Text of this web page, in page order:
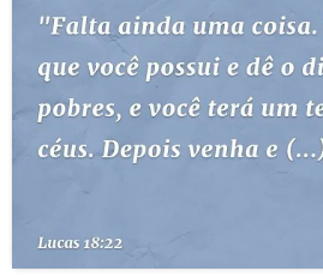
ESBOÇOS DE PREGAÇÃO
TEMAS
PERGUNTE À BÍBLIA IA